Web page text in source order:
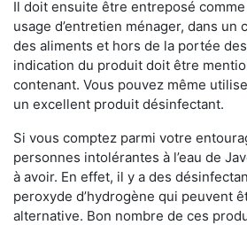
Il doit ensuite être entreposé
usage d’entretien ménager, dans un
des aliments et hors de la portée
indication du produit doit être
contenant. Vous pouvez même
un excellent produit désinfectant.
Si vous comptez parmi votre
personnes intolérantes à l’eau de
à avoir. En effet, il y a des
peroxyde d’hydrogène qui peuvent
alternative. Bon nombre de ces